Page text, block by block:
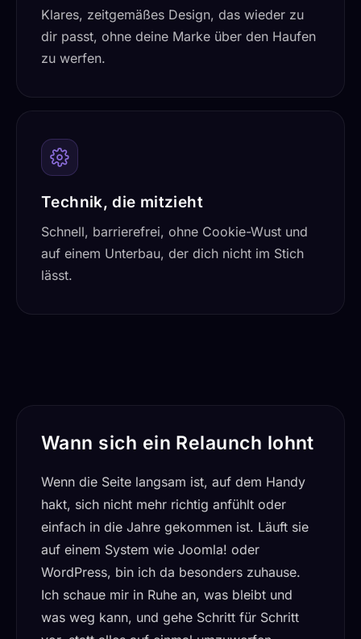
Klares, zeitgemäßes Design, das wieder zu
dir passt, ohne deine Marke über den Haufen
zu werfen.
Technik, die mitzieht
Schnell, barrierefrei, ohne Cookie-Wust und
auf einem Unterbau, der dich nicht im Stich
lässt.
Wann sich ein Relaunch lohnt
Wenn die Seite langsam ist, auf dem Handy
hakt, sich nicht mehr richtig anfühlt oder
einfach in die Jahre gekommen ist. Läuft sie
auf einem System wie Joomla! oder
WordPress, bin ich da besonders zuhause.
Ich schaue mir in Ruhe an, was bleibt und
was weg kann, und gehe Schritt für Schritt